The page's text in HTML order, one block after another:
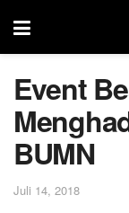
Event
BUMN
Juli 14, 2018